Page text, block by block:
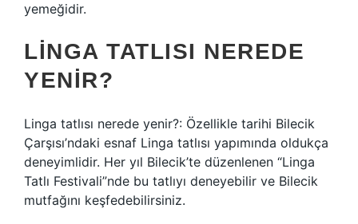
yemeğidir.
LINGA TATLISI NEREDE
YENIR?
Linga tatlısı nerede yenir?: Özellikle tarihi Bilecik
Çarşısı’ndaki esnaf Linga tatlısı yapımında oldukça
deneyimlidir. Her yıl Bilecik’te düzenlenen “Linga
Tatlı Festivali”nde bu tatlıyı deneyebilir ve Bilecik
mutfağını keşfedebilirsiniz.